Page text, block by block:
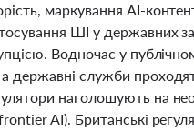
маркування AI-
ШІ у державних
Водночас у
державні служби
наголошують на
AI). Британські